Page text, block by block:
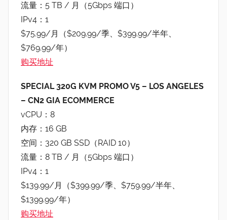
流量：5 TB / 月（5Gbps 端口）
IPv4：1
$75.99/月（$209.99/季、$399.99/半年、
$769.99/年）
购买地址
SPECIAL 320G KVM PROMO V5 – LOS ANGELES
– CN2 GIA ECOMMERCE
vCPU：8
内存：16 GB
空间：320 GB SSD（RAID 10）
流量：8 TB / 月（5Gbps 端口）
IPv4：1
$139.99/月（$399.99/季、$759.99/半年、
$1399.99/年）
购买地址